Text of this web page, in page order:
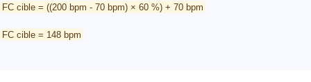
FC cible = ((200 bpm - 70 bpm) × 60 %) + 70 bpm
FC cible = 148 bpm